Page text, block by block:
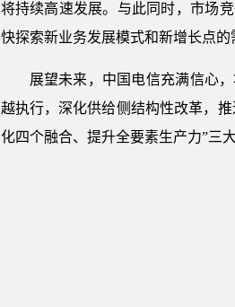
将持续高速发展。与此同时，市场
快探索新业务发展模式和新增长点的
展望未来，中国电信充满信心
越执行，深化供给侧结构性改革，
化四个融合、提升全要素生产力”三